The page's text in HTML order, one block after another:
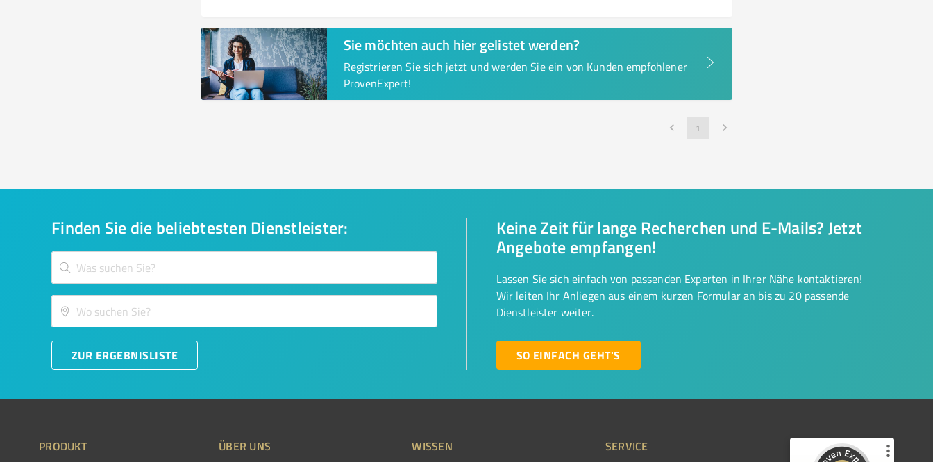
Sie möchten auch hier gelistet werden?
Registrieren Sie sich jetzt und werden Sie ein von Kunden empfohlener
ProvenExpert!
1
Finden Sie die beliebtesten Dienstleister:
ZUR ERGEBNISLISTE
Keine Zeit für lange Recherchen und E-Mails? Jetzt
Angebote empfangen!
Lassen Sie sich einfach von passenden Experten in Ihrer Nähe kontaktieren!
Wir leiten Ihr Anliegen aus einem kurzen Formular an bis zu 20 passende
Dienstleister weiter.
SO EINFACH GEHT'S
PRODUKT ÜBER UNS WISSEN SERVICE